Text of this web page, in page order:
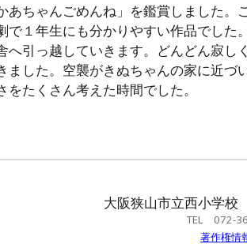
あちゃんごめんね」を鑑賞しました
で１年生にも分かりやすい作品でし
へ引っ越していきます。どんどん寂
ました。空襲がきぬちゃんの家に近づ
たくさん考えた時間でした。
大阪狭山市立西小学
TEL 072-
著作権情